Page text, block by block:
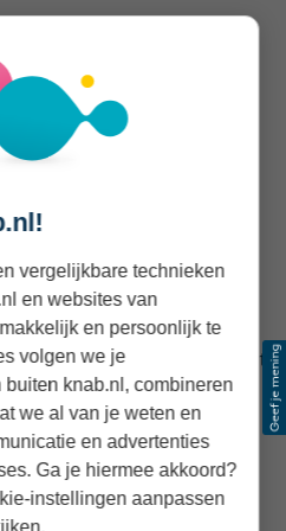
en
of jaarcijfers bij
telt meestal alleen
tien jaar doorloopt.
accepteren
document wordt verstrekt
je inkomen over een
controleert
vaak strengere
zijn, zoals een lagere
vergelijkbare technieken
en websites van
en persoonlijk te
volgen we je
knab.nl, combineren
we al van je weten en
en advertenties
Ga je hiermee akkoord?
instellingen aanpassen